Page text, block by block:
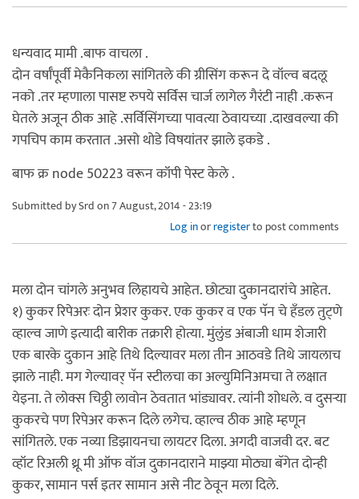
धन्यवाद मामी .बाफ वाचला .
दोन वर्षाँपूर्वी मेकैनिकला सांगितले की ग्रीसिंग करून दे वॉल्व बदलू
नको .तर म्हणाला पासष्ट रुपये सर्विस चार्ज लागेल गैरंटी नाही .करून
घेतले अजून ठीक आहे .सर्विसिंगच्या पावत्या ठेवायच्या .दाखवल्या की
गपचिप काम करतात .असो थोडे विषयांतर झाले इकडे .
बाफ क्र node 50223 वरून कॉपी पेस्ट केले .
Submitted bySrdon 7 August, 2014 - 23:19
Log inorregisterto post comments
मला दोन चांगले अनुभव लिहायचे आहेत. छोट्या दुकानदारांचे आहेत.
१) कुकर रिपेअरः दोन प्रेशर कुकर. एक कुकर व एक पॅन चे हॅंडल तुट्णे
व्हाल्व जाणे इत्यादी बारीक तक्रारी होत्या. मुंलुंड अंबाजी धाम शेजारी
एक बारके दुकान आहे तिथे दिल्यावर मला तीन आठवडे तिथे जायलाच
झाले नाही. मग गेल्यावर् पॅन स्टीलचा का अल्युमिनिअमचा ते लक्षात
येइना. ते लोक्स चिठ्ठी लावोन ठेवतात भांड्यावर. त्यांनी शोधले. व दुसर्‍या
कुकरचे पण रिपेअर करून दिले लगेच. व्हाल्व ठीक आहे म्हणून
सांगितले. एक नव्या डिझायनचा लायटर दिला. अगदी वाजवी दर. बट
व्हॉट रिअली थ्रू मी ऑफ वॉज दुकानदाराने माझ्या मोठ्या बॅगेत दोन्ही
कुकर, सामान पर्स इतर सामान असे नीट ठेवून मला दिले.